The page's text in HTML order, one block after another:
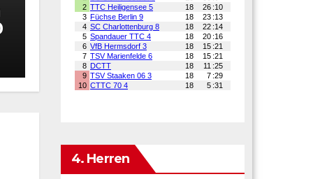
4. Herren